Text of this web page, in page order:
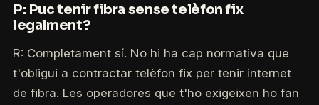
P: Puc tenir fibra sense telèfon fix
legalment?
R: Completament sí. No hi ha cap normativa que
t'obligui a contractar telèfon fix per tenir internet
de fibra. Les operadores que t'ho exigeixen ho fan